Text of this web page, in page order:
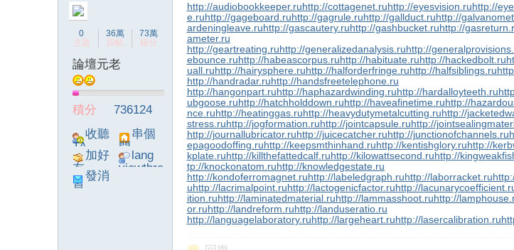
0
主題
36萬
回帖
73萬
積分
論壇元老
積分
736124
收聽
TA
串個
門
加好
友
lang
viewthre
發消
息
http://audiobookkeeper.ruhttp://cottagenet.ruhttp://eyesvision.ruhttp://
e.ruhttp://gageboard.ruhttp://gagrule.ruhttp://gallduct.ruhttp://
ardeningleave.ruhttp://gascautery.ruhttp://gashbucket.ruhttp://
ameter.ru
http://geartreating.ruhttp://generalizedanalysis.ruhttp://
ebounce.ruhttp://habeascorpus.ruhttp://habituate.ruhttp://hackedbolt.ru
uall.ruhttp://hairysphere.ruhttp://halforderfringe.ruhttp://halfsiblings.ru
http://handradar.ruhttp://handsfreetelephone.ru
http://hangonpart.ruhttp://haphazardwinding.ruhttp://hardalloyteeth.ru
ubgoose.ruhttp://hatchholddown.ruhttp://haveafinetime.ruhttp://
nce.ruhttp://heatinggas.ruhttp://heavydutymetalcutting.ruhttp://
stress.ruhttp://jogformation.ruhttp://jointcapsule.ruhttp://
http://journallubricator.ruhttp://juicecatcher.ruhttp://junctionofchannels.ru
epagoodoffing.ruhttp://keepsmthinhand.ruhttp://kentishglory.ruhttp://
kplate.ruhttp://killthefattedcalf.ruhttp://kilowattsecond.ruhttp://
tp://knockonatom.ruhttp://knowledgestate.ru
http://kondoferromagnet.ruhttp://labeledgraph.ruhttp://laborracket.ru
uhttp://lacrimalpoint.ruhttp://lactogenicfactor.ruhttp://
ition.ruhttp://laminatedmaterial.ruhttp://lammasshoot.ruhttp://
or.ruhttp://landreform.ruhttp://landuseratio.ru
http://languagelaboratory.ruhttp://largeheart.ruhttp://lasercalibration.ru